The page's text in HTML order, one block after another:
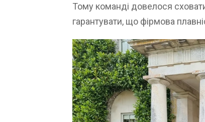
Тому команді довелося
гарантувати, що фірмова